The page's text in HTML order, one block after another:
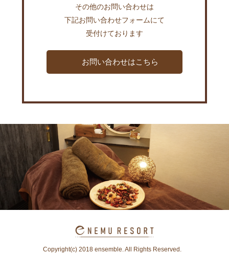
その他のお問い合わせは
下記お問い合わせフォームにて
受付けております
お問い合わせはこちら
Copyright(c) 2018 ensemble. All Rights Reserved.